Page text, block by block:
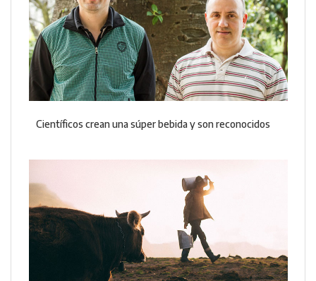
Científicos crean una súper bebida y son reconocidos